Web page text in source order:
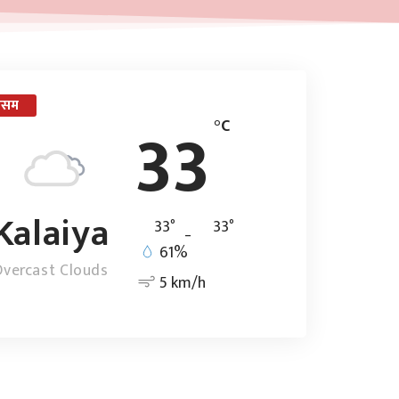
33 °C
Clouds
33° 33°
61%
5 km/h